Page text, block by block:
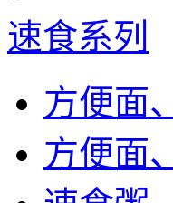
速食系列
方便面
方便面